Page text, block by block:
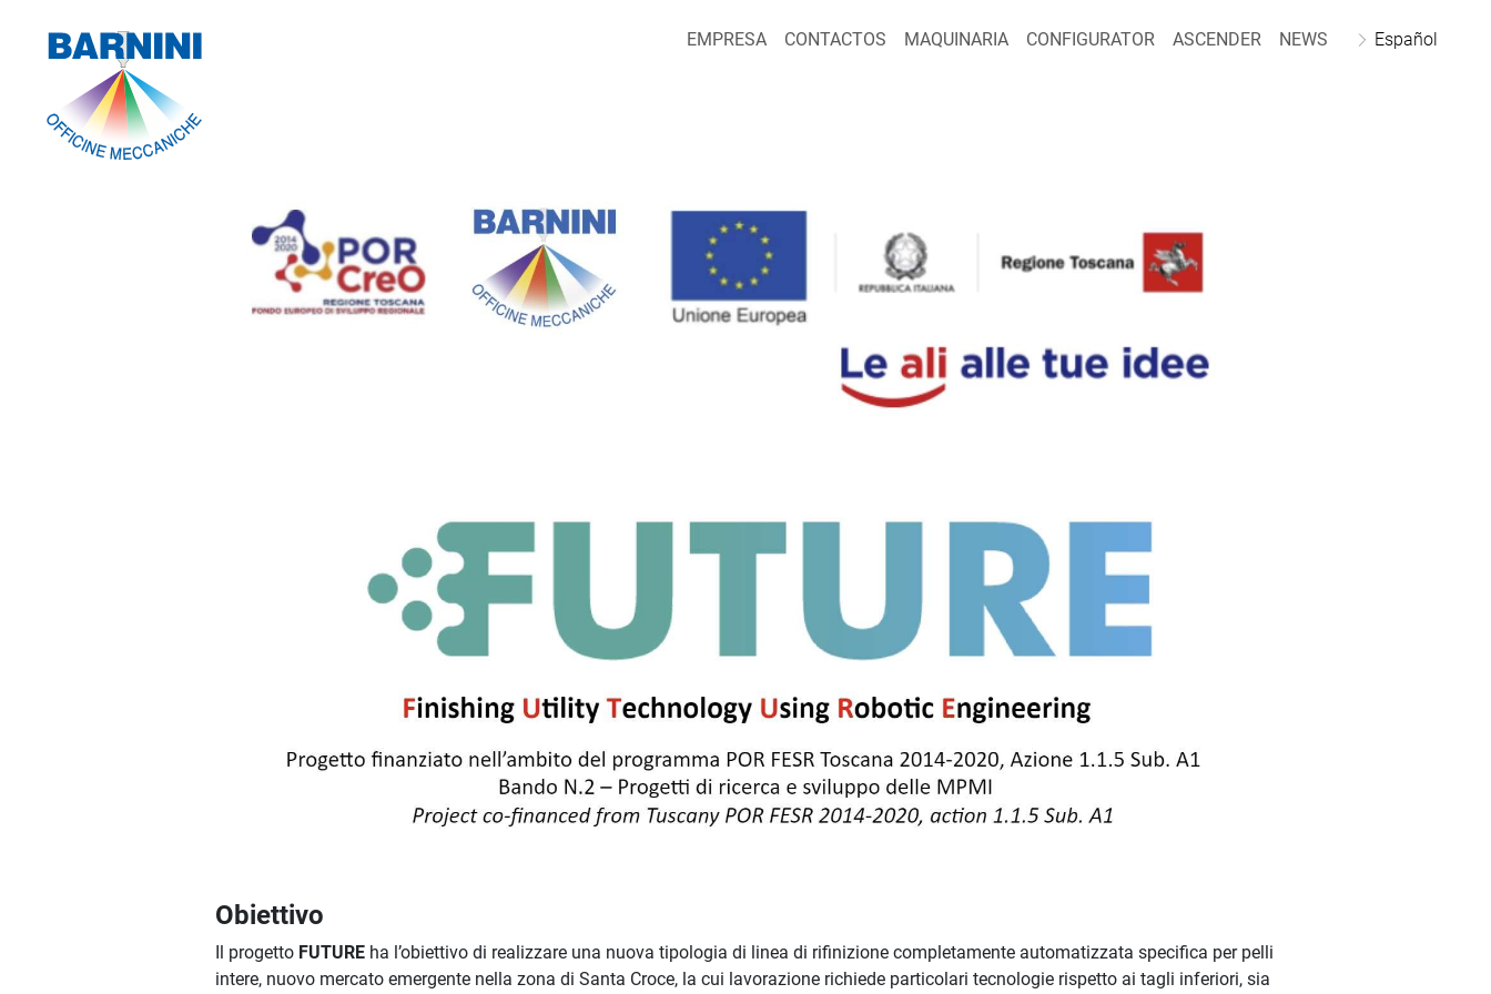
EMPRESA CONTACTOS MAQUINARIA CONFIGURATOR ASCENDER NEWS Español
Obiettivo
Il progetto FUTURE ha l’obiettivo di realizzare una nuova tipologia di linea di rifinizione completamente automatizzata specifica per pelli
intere, nuovo mercato emergente nella zona di Santa Croce, la cui lavorazione richiede particolari tecnologie rispetto ai tagli inferiori, sia